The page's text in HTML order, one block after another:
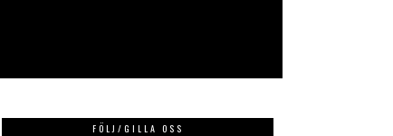
FÖLJ/GILLA OSS